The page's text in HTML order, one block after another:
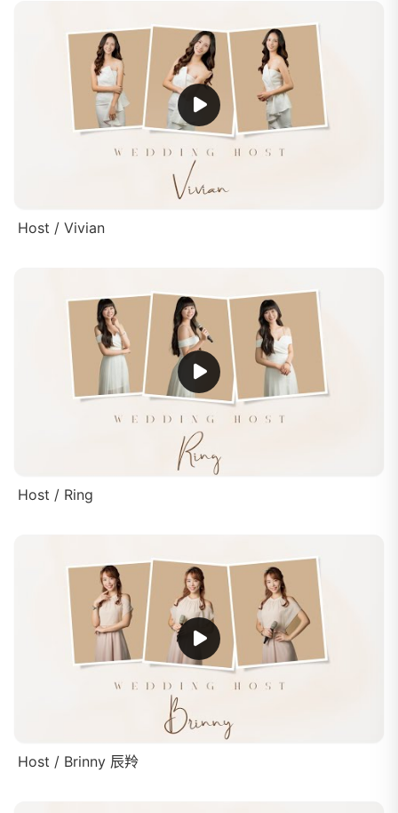
Host / Vivian
Host / Ring
Host / Brinny 辰羚